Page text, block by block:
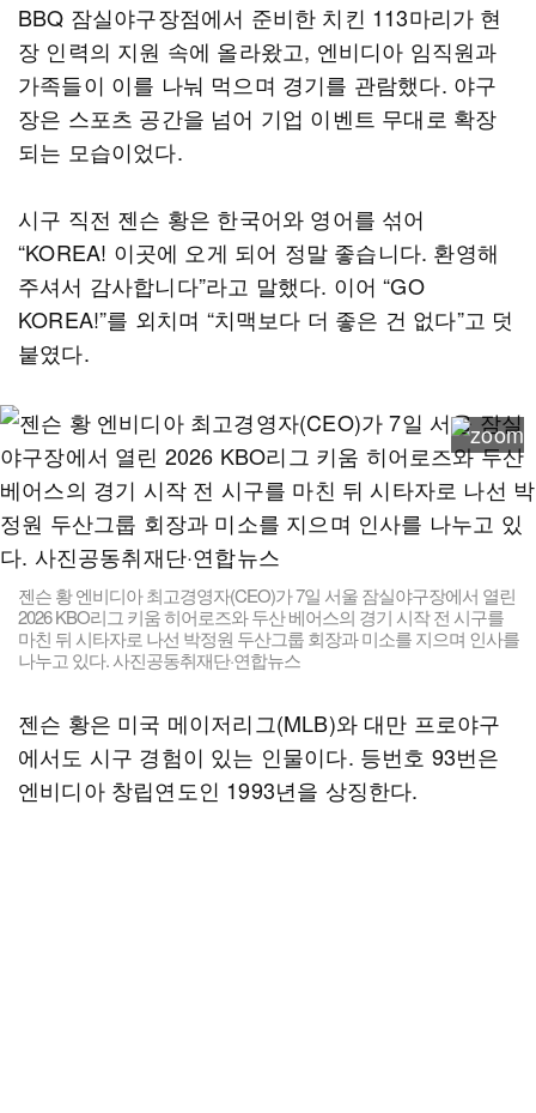
BBQ 잠실야구장점에서 준비한 치킨 113마리가 현
장 인력의 지원 속에 올라왔고, 엔비디아 임직원과
가족들이 이를 나눠 먹으며 경기를 관람했다. 야구
장은 스포츠 공간을 넘어 기업 이벤트 무대로 확장
되는 모습이었다.
시구 직전 젠슨 황은 한국어와 영어를 섞어
“KOREA! 이곳에 오게 되어 정말 좋습니다. 환영해
주셔서 감사합니다”라고 말했다. 이어 “GO
KOREA!”를 외치며 “치맥보다 더 좋은 건 없다”고 덧
붙였다.
젠슨 황 엔비디아 최고경영자(CEO)가 7일 서울 잠실야구장에서 열린
2026 KBO리그 키움 히어로즈와 두산 베어스의 경기 시작 전 시구를
마친 뒤 시타자로 나선 박정원 두산그룹 회장과 미소를 지으며 인사를
나누고 있다. 사진공동취재단·연합뉴스
젠슨 황은 미국 메이저리그(MLB)와 대만 프로야구
에서도 시구 경험이 있는 인물이다. 등번호 93번은
엔비디아 창립연도인 1993년을 상징한다.